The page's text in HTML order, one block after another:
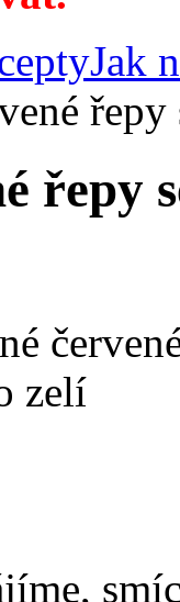
Jak
řepy
zelí